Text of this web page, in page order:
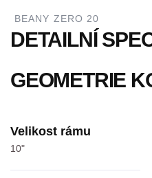
BEANY ZERO 20
DETAILNÍ
Velikost rámu
10"
GEOMETRIE